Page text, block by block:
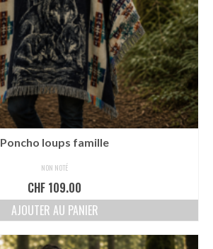
Poncho loups famille
NON NOTÉ
CHF 109.00
AJOUTER AU PANIER